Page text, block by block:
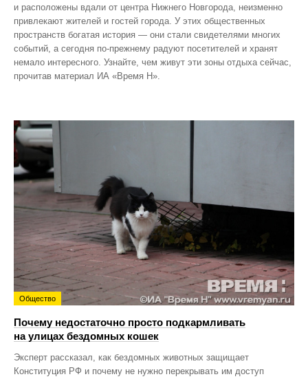
и расположены вдали от центра Нижнего Новгорода, неизменно
привлекают жителей и гостей города. У этих общественных
пространств богатая история — они стали свидетелями многих
событий, а сегодня по‑прежнему радуют посетителей и хранят
немало интересного. Узнайте, чем живут эти зоны отдыха сейчас,
прочитав материал ИА «Время Н».
Общество
Почему недостаточно просто подкармливать
на улицах бездомных кошек
Эксперт рассказал, как бездомных животных защищает
Конституция РФ и почему не нужно перекрывать им доступ